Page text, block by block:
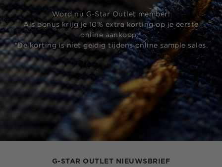
Word nu G-Star Outlet member!
Als bonus krijg je 10% extra korting op je eerste
online aankoop.*
*De korting is niet geldig tijdens online sample sales.
G-STAR OUTLET NIEUWSBRIEF